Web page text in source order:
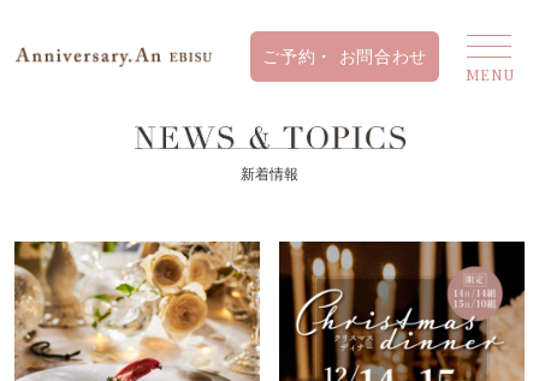
新着情報